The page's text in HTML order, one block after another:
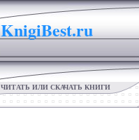
KnigiBest.ru
ЧИТАТЬ ИЛИ СКАЧАТЬ КНИГИ